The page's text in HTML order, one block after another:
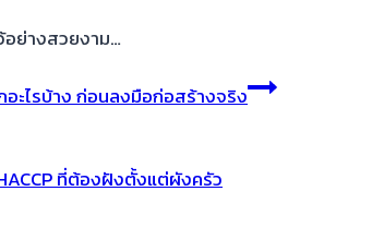
อย่างสวยงาม…
ะไรบ้าง ก่อนลงมือก่อสร้างจริง